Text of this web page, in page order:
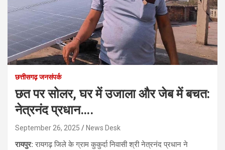
छत्तीसगढ़ जनसंपर्क
छत पर सोलर, घर में उजाला और जेब में बचत:
नेत्रनंद प्रधान….
September 26, 2025 News Desk
रायपुर:रायगढ़ जिले के ग्राम कुकुर्दा निवासी श्री नेत्रनंद प्रधान ने